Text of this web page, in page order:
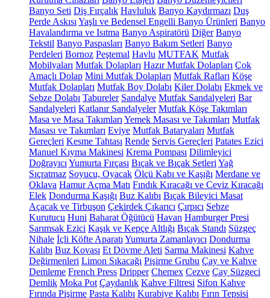
Banyo Seti Diş Fırçalık Havluluk Banyo Kaydırmazı Duş
Perde Askısı Yaşlı ve Bedensel Engelli Banyo Ürünleri Banyo
Havalandırma ve Isıtma Banyo Aspiratörü Diğer Banyo
Tekstil Banyo Paspasları Banyo Bakım Setleri Banyo
Perdeleri Bornoz Peştemal Havlu MUTFAK Mutfak
Mobilyaları Mutfak Dolapları Hazır Mutfak Dolapları Çok
Amaçlı Dolap Mini Mutfak Dolapları Mutfak Rafları Köşe
Mutfak Dolapları Mutfak Boy Dolabı Kiler Dolabı Ekmek ve
Sebze Dolabı Tabureler Sandalye Mutfak Sandalyeleri Bar
Sandalyeleri Katlanır Sandalyeler Mutfak Köşe Takımları
Masa ve Masa Takımları Yemek Masası ve Takımları Mutfak
Masası ve Takımları Eviye Mutfak Bataryaları Mutfak
Gereçleri Kesme Tahtası Rende Servis Gereçleri Patates Ezici
Manuel Kıyma Makinesi Krema Pompası Dilimleyici
Doğrayıcı Yumurta Fırçası Bıçak ve Bıçak Setleri Yağ
Sıçratmaz Soyucu, Oyacak Ölçü Kabı ve Kaşığı Merdane ve
Oklava Hamur Açma Matı Fındık Kıracağı ve Ceviz Kıracağı
Elek Dondurma Kaşığı Buz Kalıbı Bıçak Bileyici Masat
Açacak ve Tirbuşon Çekirdek Çıkarıcı Çırpıcı Sebze
Kurutucu Huni Baharat Öğütücü Havan Hamburger Presi
Sarımsak Ezici Kaşık ve Kepçe Altlığı Bıçak Standı Süzgeç
Nihale İçli Köfte Aparatı Yumurta Zamanlayıcı Dondurma
Kalıbı Buz Kovası Et Dövme Aleti Sarma Makinesi Kahve
Değirmenleri Limon Sıkacağı Pişirme Grubu Çay ve Kahve
Demleme French Press Dripper Chemex Cezve Çay Süzgeci
Demlik Moka Pot Çaydanlık Kahve Filtresi Sifon Kahve
Fırında Pişirme Pasta Kalıbı Kurabiye Kalıbı Fırın Tepsisi